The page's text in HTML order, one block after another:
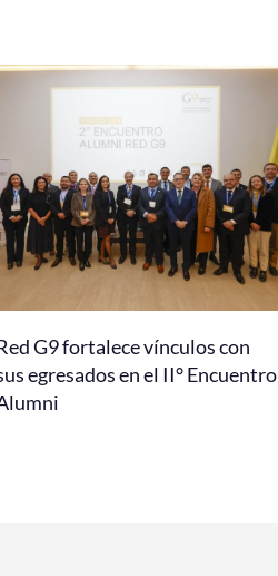
G9 fortalece vínculos con
egresados en el II° Encuentro